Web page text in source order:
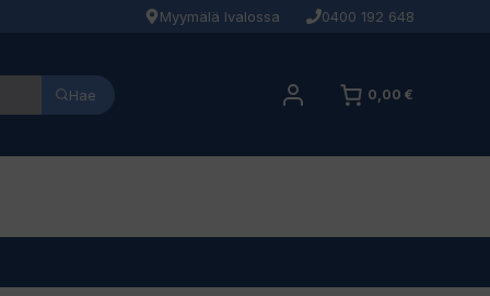
Myymälä Ivalossa 0400 192 648
Hae 0,00 €